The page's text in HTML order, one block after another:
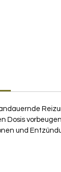
Dosis
und